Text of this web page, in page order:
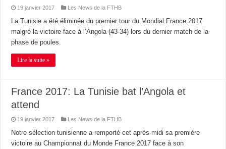
19 janvier 2017 Les News de la FTHB
La Tunisie a été éliminée du premier tour du Mondial France 2017
malgré la victoire face à l’Angola (43-34) lors du dernier match de la
phase de poules.
Lire la suite »
France 2017: La Tunisie bat l’Angola et
attend
19 janvier 2017 Les News de la FTHB
Notre sélection tunisienne a remporté cet après-midi sa première
victoire au Championnat du Monde France 2017 face à son